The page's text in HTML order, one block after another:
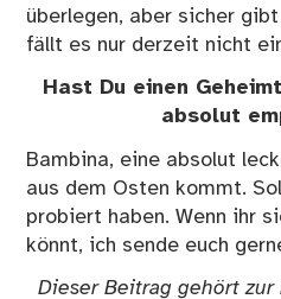
überlegen, aber sicher
fällt es nur derzeit nicht
Hast Du einen
absolut
Bambina, eine absolut
aus dem Osten kommt.
probiert haben. Wenn ihr
könnt, ich sende euch
Dieser Beitrag